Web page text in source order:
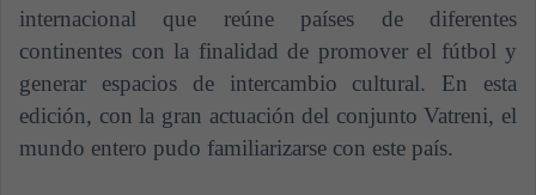
internacional que reúne países de diferentes
continentes con la finalidad de promover el fútbol y
generar espacios de intercambio cultural. En esta
edición, con la gran actuación del conjunto Vatreni, el
mundo entero pudo familiarizarse con este país.